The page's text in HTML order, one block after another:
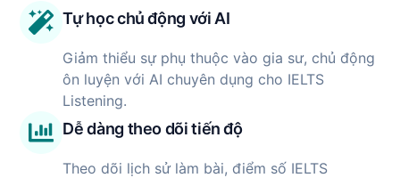
Tự học chủ động với AI
Giảm thiểu sự phụ thuộc vào gia sư, chủ động
ôn luyện với AI chuyên dụng cho IELTS
Listening.
Dễ dàng theo dõi tiến độ
Theo dõi lịch sử làm bài, điểm số IELTS